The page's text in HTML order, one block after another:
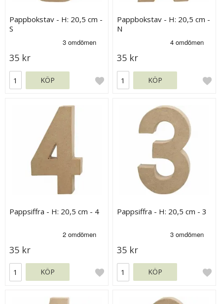
Pappbokstav - H: 20,5 cm -
S
35 kr
KÖP
Pappbokstav - H: 20,5 cm -
N
35 kr
KÖP
Pappsiffra - H: 20,5 cm - 4
35 kr
KÖP
Pappsiffra - H: 20,5 cm - 3
35 kr
KÖP